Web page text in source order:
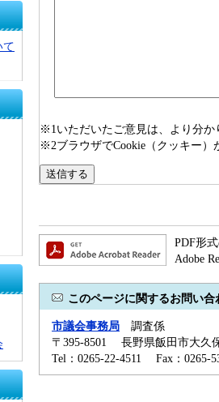
て
※1いただいたご意見は、より分か
※2ブラウザでCookie（クッキー）
PDF形
Adobe
このページに関するお問い合
市議会事務局 調査係
〒395-8501 長野県飯田市大久
Tel：0265-22-4511 Fax：0265-